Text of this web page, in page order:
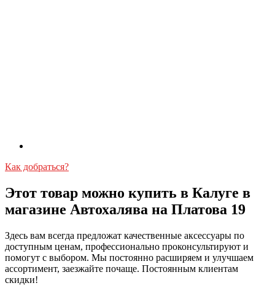
Как добраться?
Этот товар можно купить в Калуге в
магазине Автохалява на Платова 19
Здесь вам всегда предложат качественные аксессуары по
доступным ценам, профессионально проконсультируют и
помогут с выбором. Мы постоянно расширяем и улучшаем
ассортимент, заезжайте почаще. Постоянным клиентам
скидки!